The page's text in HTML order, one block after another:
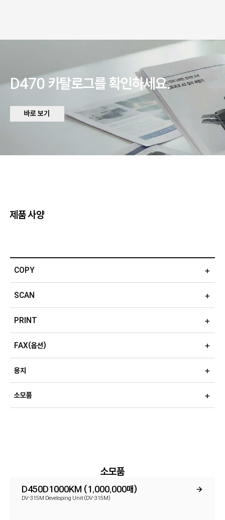
D470 카탈로그를 확인하세요.
바로 보기
제품 사양
COPY
SCAN
PRINT
FAX(옵션)
용지
소모품
소모품
D450D1000KM (1,000,000매)
DV-315M Developing Unit (DV-315M)